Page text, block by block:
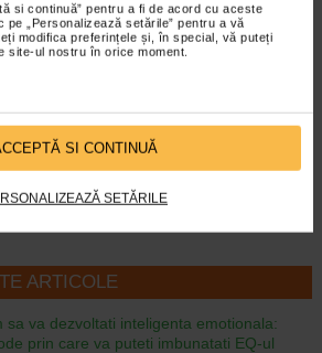
si continuă” pentru a fi de acord cu aceste
„Personalizează setările” pentru a vă
modifica preferințele și, în special, vă puteți
site-ul nostru în orice moment.
SI CONTINUĂ
SETĂRILE
rapid 6
in
a
este…
Adora Biberon cu gat larg si
Gatul larg al biberonului Adora
permite umplerea usoara a
acestuia, iar tetina cu valva…
ARTICOLE
sa va dezvoltati inteligenta emotionala:
prin care va puteti imbunatati EQ-ul